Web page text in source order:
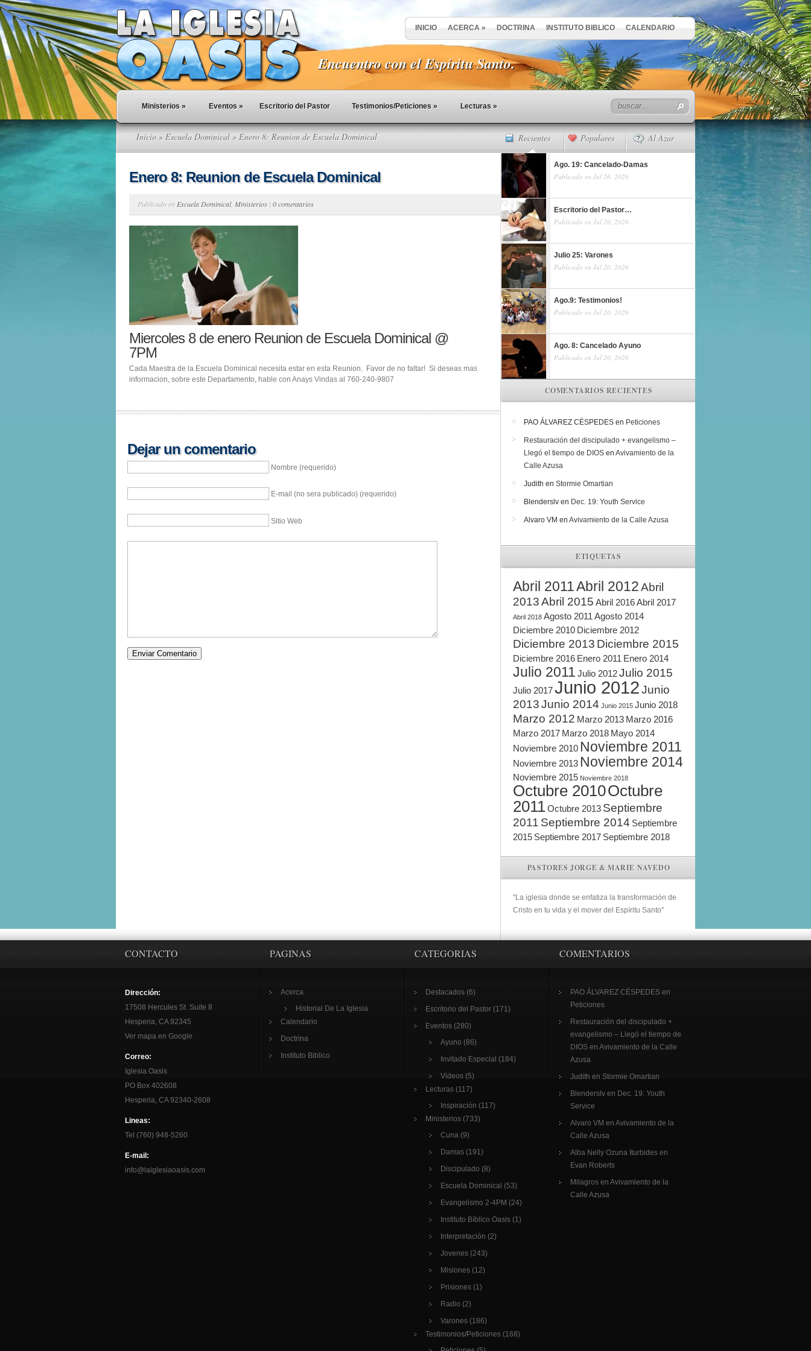
INICIO ACERCA » DOCTRINA INSTITUTO BIBLICO CALENDARIO
Encuentro con el Espiritu Santo.
Ministerios » Eventos » Escritorio del Pastor Testimonios/Peticiones » Lecturas »
Inicio » Escuela Dominical» Enero 8: Reunion de Escuela Dominical
Enero 8: Reunion de Escuela Dominical
Publicado en Escuela Dominical, Ministerios | 0 comentarios
Miercoles 8 de enero Reunion de Escuela Dominical @
7PM
Cada Maestra de la Escuela Dominical necesita estar en esta Reunion. Favor de no faltar! Si deseas mas
informacion, sobre este Departamento, hable con Anays Vindas al 760-240-9807
Dejar un comentario
Nombre (requerido)
E-mail (no sera publicado) (requerido)
Sitio Web
Recientes Populares Al Azar
Ago. 19: Cancelado-Damas
Publicado en Jul 26, 2026
Escritorio del Pastor…
Publicado en Jul 20, 2026
Julio 25: Varones
Publicado en Jul 20, 2026
Ago.9: Testimonios!
Publicado en Jul 20, 2026
Ago. 8: Cancelado Ayuno
Publicado en Jul 20, 2026
COMENTARIOS RECIENTES
PAO ÁLVAREZ CÉSPEDES en Peticiones
Restauración del discipulado + evangelismo –
Llegó el tiempo de DIOS en Avivamiento de la
Calle Azusa
Judith en Stormie Omartian
Blenderslv en Dec. 19: Youth Service
Alvaro VM en Avivamiento de la Calle Azusa
ETIQUETAS
Abril 2011Abril 2012Abril
2013Abril 2015 Abril 2016Abril 2017
Abril 2018 Agosto 2011 Agosto 2014
Diciembre 2010 Diciembre 2012
Diciembre 2013 Diciembre 2015
Diciembre 2016 Enero 2011 Enero 2014
Julio 2011 Julio 2012Julio 2015
Julio 2017Junio 2012Junio
2013Junio 2014 Junio 2015 Junio 2018
Marzo 2012 Marzo 2013 Marzo 2016
Marzo 2017 Marzo 2018 Mayo 2014
Noviembre 2010 Noviembre 2011
Noviembre 2013 Noviembre 2014
Noviembre 2015 Noviembre 2018
Octubre 2010Octubre
2011Octubre 2013 Septiembre
2011 Septiembre 2014 Septiembre
2015 Septiembre 2017 Septiembre 2018
PASTORES JORGE & MARIE NAVEDO
"La iglesia donde se enfatiza la transformación de
Cristo en tu vida y el mover del Espíritu Santo"
CONTACTO
Dirección:
17508 Hercules St. Suite 8
Hesperia, CA 92345
Ver mapa en Google
Correo:
Iglesia Oasis
PO Box 402608
Hesperia, CA 92340-2608
Lineas:
Tel (760) 948-5260
E-mail:
info@laiglesiaoasis.com
PAGINAS
Acerca
Historial De La Iglesia
Calendario
Doctrina
Instituto Biblico
CATEGORIAS
Destacados (6)
Escritorio del Pastor (171)
Eventos (280)
Ayuno (86)
Invitado Especial (184)
Videos (5)
Lecturas (117)
Inspiración (117)
Ministerios (733)
Cuna (9)
Damas (191)
Discipulado (8)
Escuela Dominical (53)
Evangelismo 2-4PM (24)
Instituto Bíblico Oasis (1)
Interpretación (2)
Jovenes (243)
Misiones (12)
Prisiones (1)
Radio (2)
Varones (186)
Testimonios/Peticiones (168)
COMENTARIOS
PAO ÁLVAREZ CÉSPEDES en
Peticiones
Restauración del discipulado +
evangelismo – Llegó el tiempo de
DIOS en Avivamiento de la Calle
Azusa
Judith en Stormie Omartian
Blenderslv en Dec. 19: Youth
Service
Alvaro VM en Avivamiento de la
Calle Azusa
Alba Nelly Ozuna Iturbides en
Evan Roberts
Milagros en Avivamiento de la
Calle Azusa